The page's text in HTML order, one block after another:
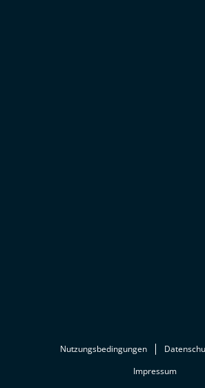
Nutzungsbedingungen
Impressum